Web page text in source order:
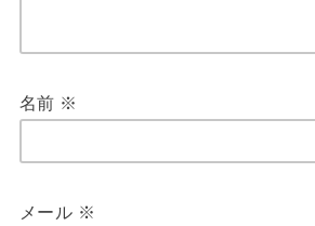
名前 ※
メール ※